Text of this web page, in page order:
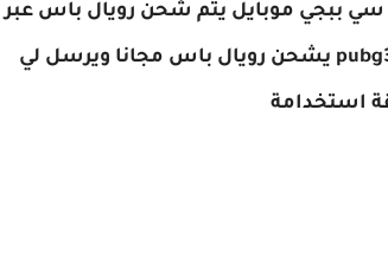
يتم شحن رويال باس عبر
هل موقع pubg3.com يشحن رويال باس مجانا ويرسل لي